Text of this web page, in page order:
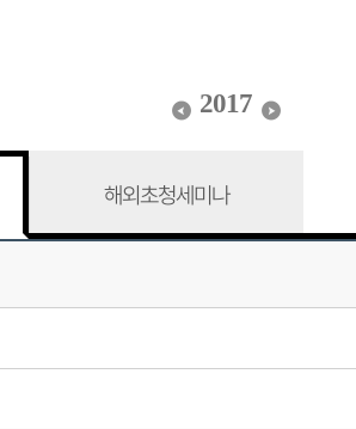
2017
해외초청세미나